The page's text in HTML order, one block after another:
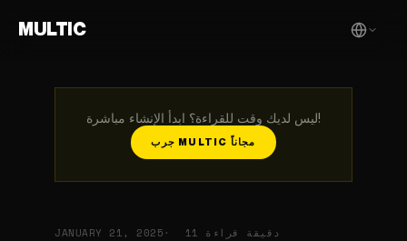
MULTIC
ليس لديك وقت للقراءة؟ ابدأ الإنشاء مباشرة!
جرب MULTIC مجاناً
JANUARY 21, 2025 11 دقيقة قراءة